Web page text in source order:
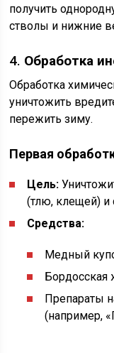
получить
стволы и нижние
4. Обработка
Обработка
уничтожить
пережить зиму.
Первая
Цель:
(тлю, клещей) и
Средства:
Медный
Бордосская
Препараты
(например,